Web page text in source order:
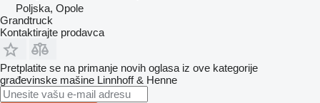
Poljska, Opole
Grandtruck
Kontaktirajte prodavca
Pretplatite se na primanje novih oglasa iz ove kategorije
građevinske mašine Linnhoff & Henne